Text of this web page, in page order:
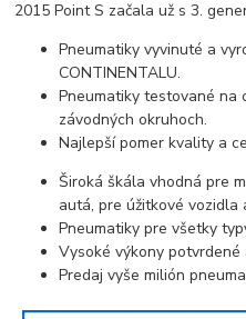
2015 Point S začala už s 3.
Pneumatiky vyvinuté a
CONTINENTALU.
Pneumatiky testované na
závodných okruhoch.
Najlepší pomer kvality a
Široká škála vhodná pre
autá, pre úžitkové vozidla
Pneumatiky pre všetky
Vysoké výkony
Predaj vyše milión